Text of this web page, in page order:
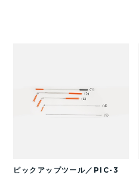
ピックアップツール／PIC-3